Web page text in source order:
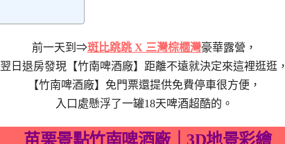
前一天到⇒斑比跳跳 X 三灣棕櫚灣豪華露營，
翌日退房發現【竹南啤酒廠】距離不遠就決定來這裡逛逛，
【竹南啤酒廠】免門票還提供免費停車很方便，
入口處懸浮了一罐18天啤酒超酷的。
苗栗景點竹南啤酒廠｜3D地景彩繪